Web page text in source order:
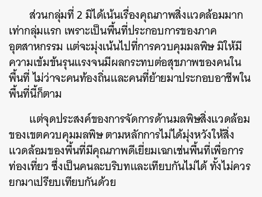
ส่วนกลุ่มที่ 2 มิได้เน้นเรื่องคุณภาพสิ่งแวดล้อมมาก
เท่ากลุ่มแรก เพราะเป็นพื้นที่ประกอบการของภาค
อุตสาหกรรม แต่จะมุ่งเน้นไปที่การควบคุมมลพิษ มิให้มี
ความเข้มข้นรุนแรงจนมีผลกระทบต่อสุขภาพของคนใน
พื้นที่ ไม่ว่าจะคนท้องถิ่นและคนที่ย้ายมาประกอบอาชีพใน
พื้นที่นี้ก็ตาม
แต่จุดประสงค์ของการจัดการด้านมลพิษสิ่งแวดล้อม
ของเขตควบคุมมลพิษ ตามหลักการไม่ได้มุ่งหวังให้สิ่ง
แวดล้อมของพื้นที่มีคุณภาพดีเยี่ยมเฉกเช่นพื้นที่เพื่อการ
ท่องเที่ยว ซึ่งเป็นคนละบริบทและเทียบกันไม่ได้ ทั้งไม่ควร
ยกมาเปรียบเทียบกันด้วย